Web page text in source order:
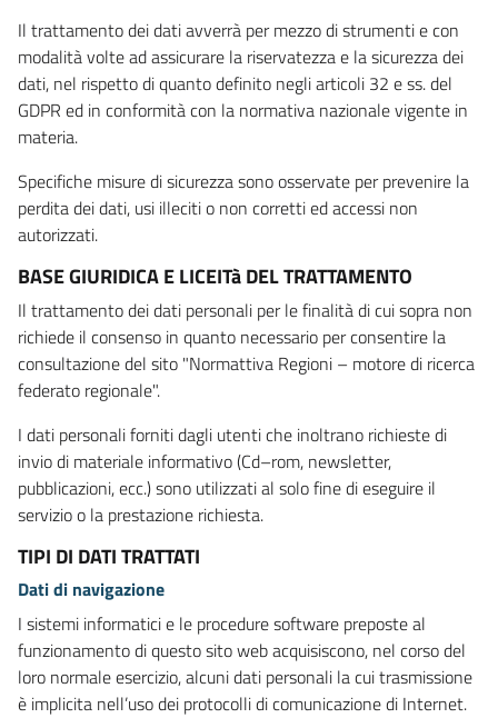
Il trattamento dei dati avverrà per mezzo di strumenti e con
modalità volte ad assicurare la riservatezza e la sicurezza dei
dati, nel rispetto di quanto definito negli articoli 32 e ss. del
GDPR ed in conformità con la normativa nazionale vigente in
materia.
Specifiche misure di sicurezza sono osservate per prevenire la
perdita dei dati, usi illeciti o non corretti ed accessi non
autorizzati.
BASE GIURIDICA E LICEITà DEL TRATTAMENTO
Il trattamento dei dati personali per le finalità di cui sopra non
richiede il consenso in quanto necessario per consentire la
consultazione del sito "Normattiva Regioni – motore di ricerca
federato regionale".
I dati personali forniti dagli utenti che inoltrano richieste di
invio di materiale informativo (Cd–rom, newsletter,
pubblicazioni, ecc.) sono utilizzati al solo fine di eseguire il
servizio o la prestazione richiesta.
TIPI DI DATI TRATTATI
Dati di navigazione
I sistemi informatici e le procedure software preposte al
funzionamento di questo sito web acquisiscono, nel corso del
loro normale esercizio, alcuni dati personali la cui trasmissione
è implicita nell’uso dei protocolli di comunicazione di Internet.